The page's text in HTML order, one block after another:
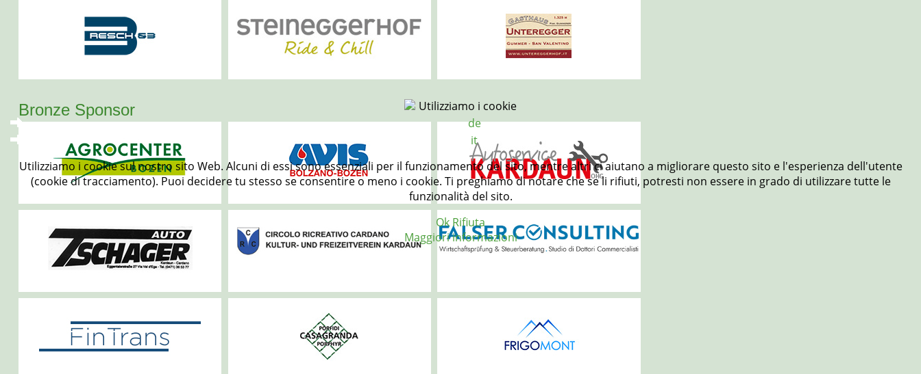
Bronze Sponsor
Utilizziamo i cookie
de
it
Utilizziamo i cookie sul nostro sito Web. Alcuni di essi sono essenziali per il funzionamento del sito, mentre altri ci aiutano a migliorare questo sito e l'esperienza dell'utente
(cookie di tracciamento). Puoi decidere tu stesso se consentire o meno i cookie. Ti preghiamo di notare che se li rifiuti, potresti non essere in grado di utilizzare tutte le
funzionalità del sito.
Ok Rifiuta
Maggiori informazioni